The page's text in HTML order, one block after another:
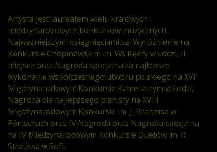
Artysta jest laureatem wielu krajowych i
międzynarodowych konkursów muzycznych.
Najważniejszymi osiągnięciami są: Wyróżnienie na
Konkursie Chopinowskim im. Wł. Kędry w Łodzi, II
miejsce oraz Nagroda specjalna za najlepsze
wykonanie współczesnego utworu polskiego na XVII
Międzynarodowym Konkursie Kameralnym w Łodzi,
Nagroda dla najlepszego pianisty na XVIII
Międzynarodowym Konkursie im. J. Brahmsa w
Pörtschach oraz IV Nagroda oraz Nagroda specjalna
na IV Międzynarodowym Konkursie Duetów im. R.
Straussa w Sofii.